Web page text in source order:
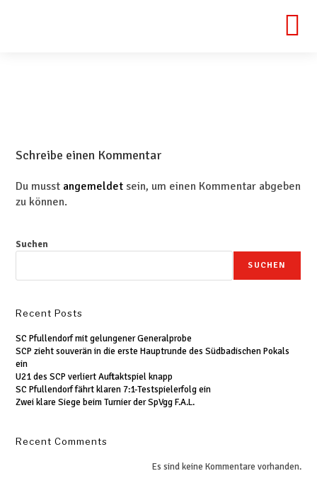
Schreibe einen Kommentar
Du musst angemeldet sein, um einen Kommentar abgeben
zu können.
Suchen
SUCHEN
Recent Posts
SC Pfullendorf mit gelungener Generalprobe
SCP zieht souverän in die erste Hauptrunde des Südbadischen Pokals
ein
U21 des SCP verliert Auftaktspiel knapp
SC Pfullendorf fährt klaren 7:1-Testspielerfolg ein
Zwei klare Siege beim Turnier der SpVgg F.A.L.
Recent Comments
Es sind keine Kommentare vorhanden.